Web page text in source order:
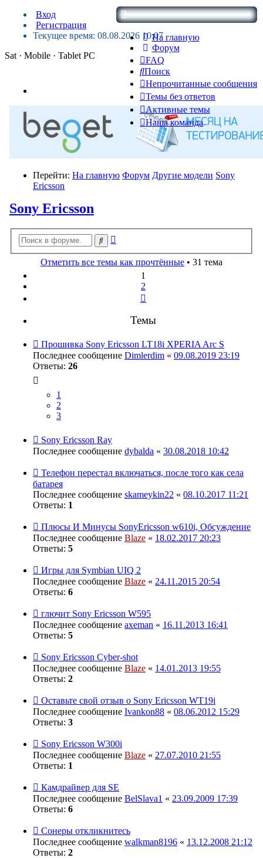
На главную
Форум
FAQ
Поиск
Непрочитанные сообщения
Темы без ответов
Активные темы
Наша команда
Вход
Регистрация
Текущее время: 08.08.2026 10:07
Sat · Mobile · Tablet PC
Перейти: На главную Форум Другие модели Sony
Ericsson
Sony Ericsson
Поиск
Отметить все темы как прочтённые • 31 тема
1
2
Темы
Прошивка Sony Ericsson LT18i XPERIA Arc S
Последнее сообщение Dimlerdim « 09.08.2019 23:19
Ответы: 26
1
2
3
Sony Ericsson Ray
Последнее сообщение dybalda « 30.08.2018 10:42
Телефон перестал включаться, после того как села
батарея
Последнее сообщение skameykin22 « 08.10.2017 11:21
Ответы: 1
Плюсы И Минусы SonyEricsson w610i, Обсуждение
Последнее сообщение Blaze « 18.02.2017 20:23
Ответы: 5
Игры для Symbian UIQ 2
Последнее сообщение Blaze « 24.11.2015 20:54
Ответы: 6
глючит Sony Ericsson W595
Последнее сообщение axeman « 16.11.2013 16:41
Ответы: 5
Sony Ericsson Cyber-shot
Последнее сообщение Blaze « 14.01.2013 19:55
Ответы: 2
Оставьте свой отзыв о Sony Ericsson WT19i
Последнее сообщение Ivankon88 « 08.06.2012 15:29
Ответы: 3
Sony Eriсsson W300i
Последнее сообщение Blaze « 27.07.2010 21:55
Ответы: 1
Камдрайвер для SE
Последнее сообщение BelSlava1 « 23.09.2009 17:39
Ответы: 6
Сонеры откликнитесь
Последнее сообщение walkman8196 « 13.12.2008 21:12
Ответы: 2